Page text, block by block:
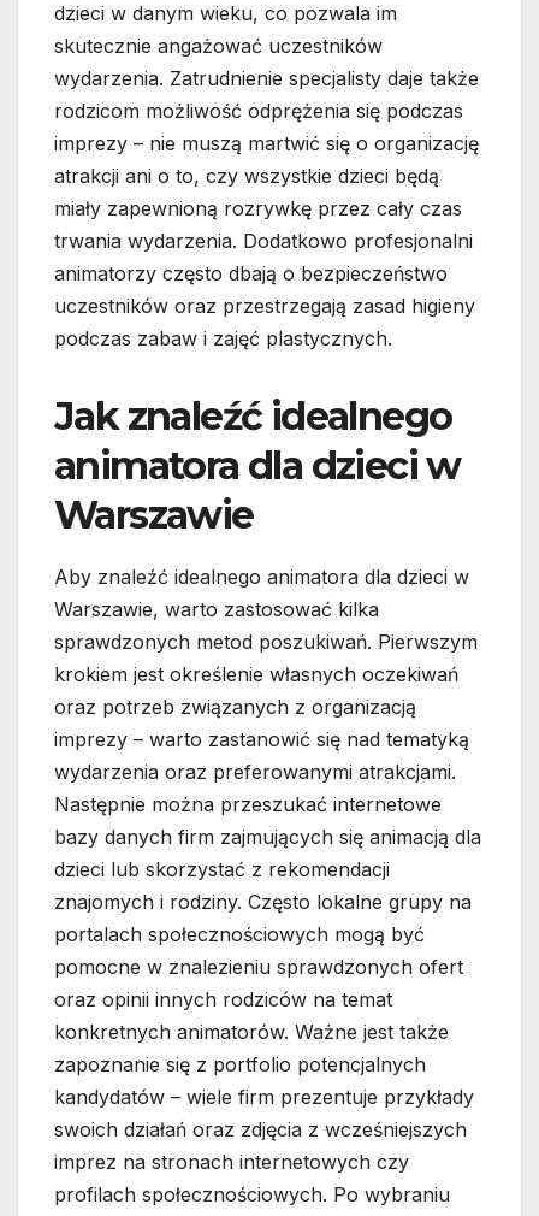
dzieci w danym wieku, co pozwala im
skutecznie angażować uczestników
wydarzenia. Zatrudnienie specjalisty daje także
rodzicom możliwość odprężenia się podczas
imprezy – nie muszą martwić się o organizację
atrakcji ani o to, czy wszystkie dzieci będą
miały zapewnioną rozrywkę przez cały czas
trwania wydarzenia. Dodatkowo profesjonalni
animatorzy często dbają o bezpieczeństwo
uczestników oraz przestrzegają zasad higieny
podczas zabaw i zajęć plastycznych.
Jak znaleźć idealnego
animatora dla dzieci w
Warszawie
Aby znaleźć idealnego animatora dla dzieci w
Warszawie, warto zastosować kilka
sprawdzonych metod poszukiwań. Pierwszym
krokiem jest określenie własnych oczekiwań
oraz potrzeb związanych z organizacją
imprezy – warto zastanowić się nad tematyką
wydarzenia oraz preferowanymi atrakcjami.
Następnie można przeszukać internetowe
bazy danych firm zajmujących się animacją dla
dzieci lub skorzystać z rekomendacji
znajomych i rodziny. Często lokalne grupy na
portalach społecznościowych mogą być
pomocne w znalezieniu sprawdzonych ofert
oraz opinii innych rodziców na temat
konkretnych animatorów. Ważne jest także
zapoznanie się z portfolio potencjalnych
kandydatów – wiele firm prezentuje przykłady
swoich działań oraz zdjęcia z wcześniejszych
imprez na stronach internetowych czy
profilach społecznościowych. Po wybraniu